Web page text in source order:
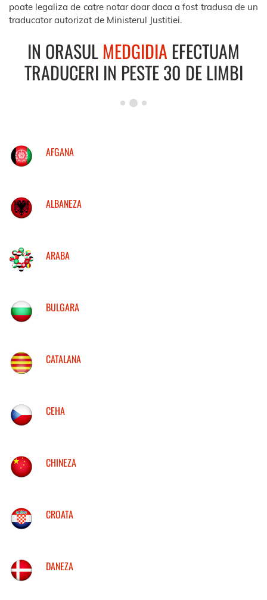
poate legaliza de catre notar doar daca a fost tradusa de un
traducator autorizat de Ministerul Justitiei.
IN ORASULMEDGIDIA EFECTUAM
TRADUCERI IN PESTE 30 DE LIMBI
AFGANA
ALBANEZA
ARABA
BULGARA
CATALANA
CEHA
CHINEZA
CROATA
DANEZA